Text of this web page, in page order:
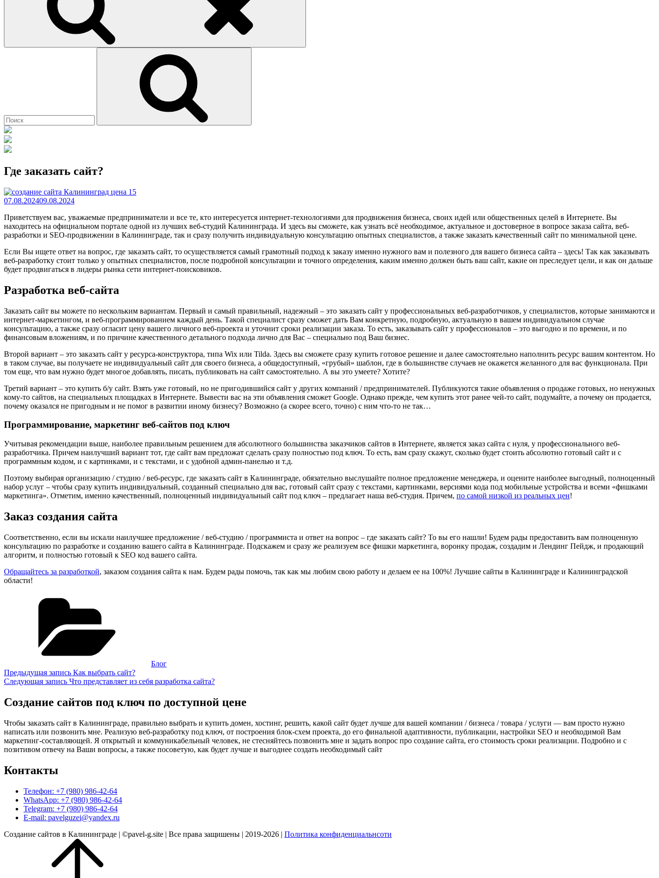
Где заказать сайт?
07.08.202409.08.2024
Приветствуем вас, уважаемые предприниматели и все те, кто интересуется интернет-технологиями для продвижения бизнеса, своих идей или общественных целей в Интернете. Вы
находитесь на официальном портале одной из лучших веб-студий Калининграда. И здесь вы сможете, как узнать всё необходимое, актуальное и достоверное в вопросе заказа сайта, веб-
разработки и SEO-продвижении в Калининграде, так и сразу получить индивидуальную консультацию опытных специалистов, а также заказать качественный сайт по минимальной цене.
Если Вы ищете ответ на вопрос, где заказать сайт, то осуществляется самый грамотный подход к заказу именно нужного вам и полезного для вашего бизнеса сайта – здесь! Так как заказывать
веб-разработку стоит только у опытных специалистов, после подробной консультации и точного определения, каким именно должен быть ваш сайт, какие он преследует цели, и как он дальше
будет продвигаться в лидеры рынка сети интернет-поисковиков.
Разработка веб-сайта
Заказать сайт вы можете по нескольким вариантам. Первый и самый правильный, надежный – это заказать сайт у профессиональных веб-разработчиков, у специалистов, которые занимаются и
интернет-маркетингом, и веб-программированием каждый день. Такой специалист сразу сможет дать Вам конкретную, подробную, актуальную в вашем индивидуальном случае
консультацию, а также сразу огласит цену вашего личного веб-проекта и уточнит сроки реализации заказа. То есть, заказывать сайт у профессионалов – это выгодно и по времени, и по
финансовым вложениям, и по причине качественного детального подхода лично для Вас – специально под Ваш бизнес.
Второй вариант – это заказать сайт у ресурса-конструктора, типа Wix или Tilda. Здесь вы сможете сразу купить готовое решение и далее самостоятельно наполнить ресурс вашим контентом. Но
в таком случае, вы получаете не индивидуальный сайт для своего бизнеса, а общедоступный, «грубый» шаблон, где в большинстве случаев не окажется желанного для вас функционала. При
том еще, что вам нужно будет многое добавлять, писать, публиковать на сайт самостоятельно. А вы это умеете? Хотите?
Третий вариант – это купить б/у сайт. Взять уже готовый, но не пригодившийся сайт у других компаний / предпринимателей. Публикуются такие объявления о продаже готовых, но ненужных
кому-то сайтов, на специальных площадках в Интернете. Вывести вас на эти объявления сможет Google. Однако прежде, чем купить этот ранее чей-то сайт, подумайте, а почему он продается,
почему оказался не пригодным и не помог в развитии иному бизнесу? Возможно (а скорее всего, точно) с ним что-то не так…
Программирование, маркетинг веб-сайтов под ключ
Учитывая рекомендации выше, наиболее правильным решением для абсолютного большинства заказчиков сайтов в Интернете, является заказ сайта с нуля, у профессионального веб-
разработчика. Причем наилучший вариант тот, где сайт вам предложат сделать сразу полностью под ключ. То есть, вам сразу скажут, сколько будет стоить абсолютно готовый сайт и с
программным кодом, и с картинками, и с текстами, и с удобной админ-панелью и т.д.
Поэтому выбирая организацию / студию / веб-ресурс, где заказать сайт в Калининграде, обязательно выслушайте полное предложение менеджера, и оцените наиболее выгодный, полноценный
набор услуг – чтобы сразу купить индивидуальный, созданный специально для вас, готовый сайт сразу с текстами, картинками, версиями кода под мобильные устройства и всеми «фишками
маркетинга». Отметим, именно качественный, полноценный индивидуальный сайт под ключ – предлагает наша веб-студия. Причем, по самой низкой из реальных цен!
Заказ создания сайта
Соответственно, если вы искали наилучшее предложение / веб-студию / программиста и ответ на вопрос – где заказать сайт? То вы его нашли! Будем рады предоставить вам полноценную
консультацию по разработке и созданию вашего сайта в Калининграде. Подскажем и сразу же реализуем все фишки маркетинга, воронку продаж, создадим и Лендинг Пейдж, и продающий
алгоритм, и полностью готовый к SEO код вашего сайта.
Обращайтесь за разработкой, заказом создания сайта к нам. Будем рады помочь, так как мы любим свою работу и делаем ее на 100%! Лучшие сайты в Калининграде и Калининградской
области!
Блог
Навигация
по
записям
Предыдущая
запись
Предыдущая запись Как выбрать сайт?
Следующая
Следующая запись Что представляет из себя разработка сайта?
Создание сайтов под ключ по доступной цене
Чтобы заказать сайт в Калининграде, правильно выбрать и купить домен, хостинг, решить, какой сайт будет лучше для вашей компании / бизнеса / товара / услуги — вам просто нужно
написать или позвонить мне. Реализую веб-разработку под ключ, от построения блок-схем проекта, до его финальной адаптивности, публикации, настройки SEO и необходимой Вам
маркетинг-составляющей. Я открытый и коммуникабельный человек, не стесняйтесь позвонить мне и задать вопрос про создание сайта, его стоимость сроки реализации. Подробно и с
позитивом отвечу на Ваши вопросы, а также посоветую, как будет лучше и выгоднее создать необходимый сайт
Контакты
Телефон: +7 (980) 986-42-64
WhatsApp: +7 (980) 986-42-64
Telegram: +7 (980) 986-42-64
E-mail: pavelguzei@yandex.ru
Создание сайтов в Калининграде | ©pavel-g.site | Все права защишены | 2019-2026 | Политика конфиденциальнсоти